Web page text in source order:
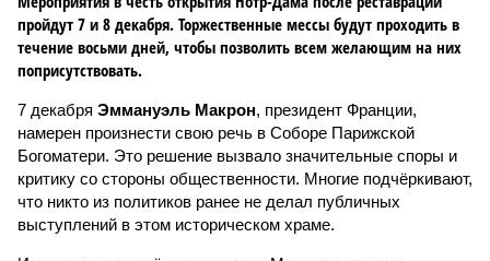
пройдут 7 и 8 декабря. Торжественные мессы будут проходить в
течение восьми дней, чтобы позволить всем желающим на них
поприсутствовать.
7 декабря Эммануэль Макрон, президент Франции,
намерен произнести свою речь в Соборе Парижской
Богоматери. Это решение вызвало значительные споры и
критику со стороны общественности. Многие подчёркивают,
что никто из политиков ранее не делал публичных
выступлений в этом историческом храме.